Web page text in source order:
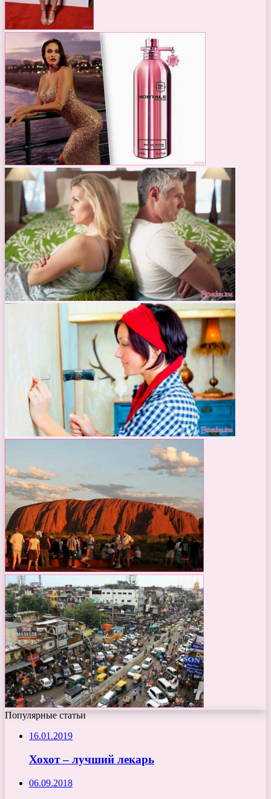
Популярные статьи
16.01.2019
Хохот – лучший лекарь
06.09.2018